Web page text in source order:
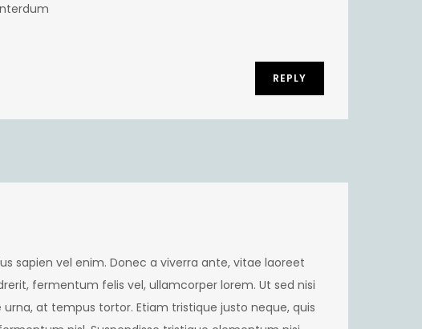
REPLY
sapien vel enim. Donec a viverra ante, vitae laoreet
fermentum felis vel, ullamcorper lorem. Ut sed nisi
at tempus tortor. Etiam tristique justo neque, quis